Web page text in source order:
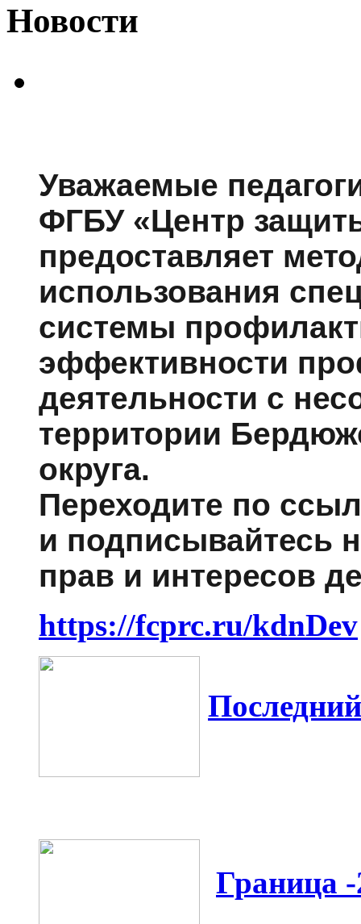
Новости
Уважаемые
ФГБУ «Центр
предоставляет
использования
системы
эффективности
деятельности с
территории
округа.
Переходите по
и подписывайтесь
прав и интересов
https://fcprc.ru/kdnDev
Граница -